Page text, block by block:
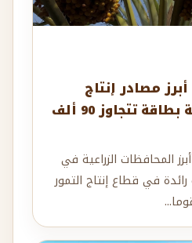
مصادر إنتاج
التمور في المملكة بطاقة تتجاوز 90 ألف
المحافظات الزراعية في
في قطاع إنتاج التمور